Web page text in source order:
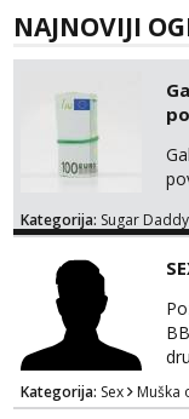
NAJNOVIJI
Kategorija: Sugar Daddy
Kategorija: Sex Muška